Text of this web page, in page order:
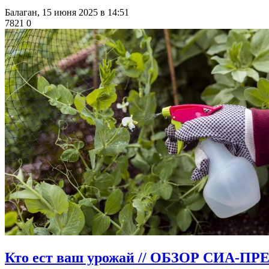
Балаган, 15 июня 2025 в 14:51
7821 0
​Кто ест ваш урожай // ОБЗОР СИА-